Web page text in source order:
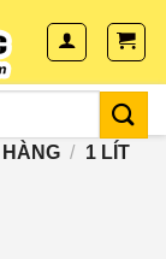
/ 1 LÍT